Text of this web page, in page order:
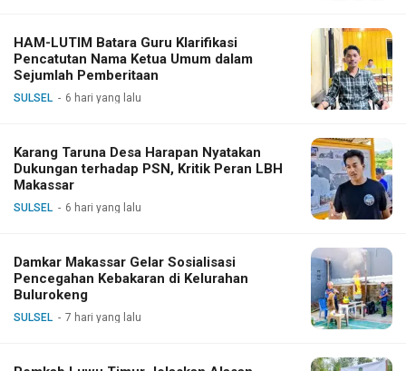
HAM-LUTIM Batara Guru Klarifikasi
Pencatutan Nama Ketua Umum dalam
Sejumlah Pemberitaan
SULSEL 6 hari yang lalu
Karang Taruna Desa Harapan Nyatakan
Dukungan terhadap PSN, Kritik Peran LBH
Makassar
SULSEL 6 hari yang lalu
Damkar Makassar Gelar Sosialisasi
Pencegahan Kebakaran di Kelurahan
Bulurokeng
SULSEL 7 hari yang lalu